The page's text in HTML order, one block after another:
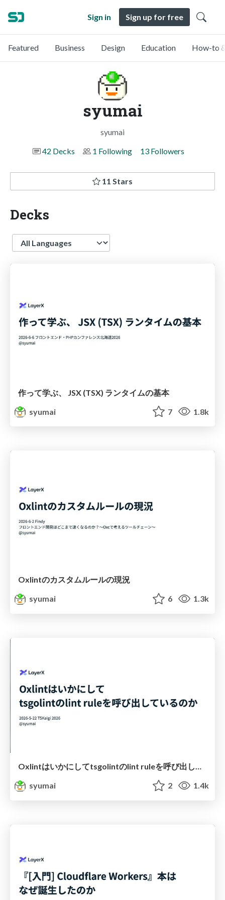
Sign in Sign up for free
Featured Business Design Education How-to
syumai
syumai
42 Decks
1 Following 13 Followers
11 Stars
Decks
Language
作って学ぶ、 JSX (TSX) ランタイムの基本
syumai
7 1.8k
Oxlintのカスタムルールの現況
syumai
6 1.3k
Oxlintはいかにしてtsgolintのlint ruleを呼び出しているのか
syumai
2 1.4k